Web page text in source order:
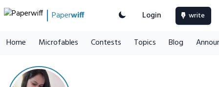
Paperwiff Login write
Home Microfables Contests Topics Blog